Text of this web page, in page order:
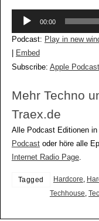
Audio-
00:00
Podcast: Play in new
Embed
Subscribe: Apple
Mehr Techno
Traex.de
Alle Podcast Editionen
Podcastoder höre alle
Internet Radio Page.
Tagged Hardcore,
Techhouse,